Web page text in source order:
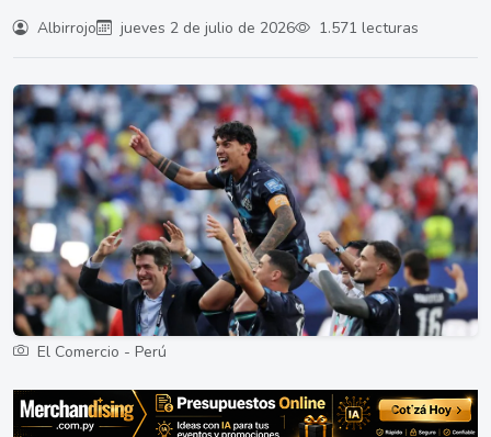
Albirrojo jueves 2 de julio de 2026 1.571 lecturas
El Comercio - Perú